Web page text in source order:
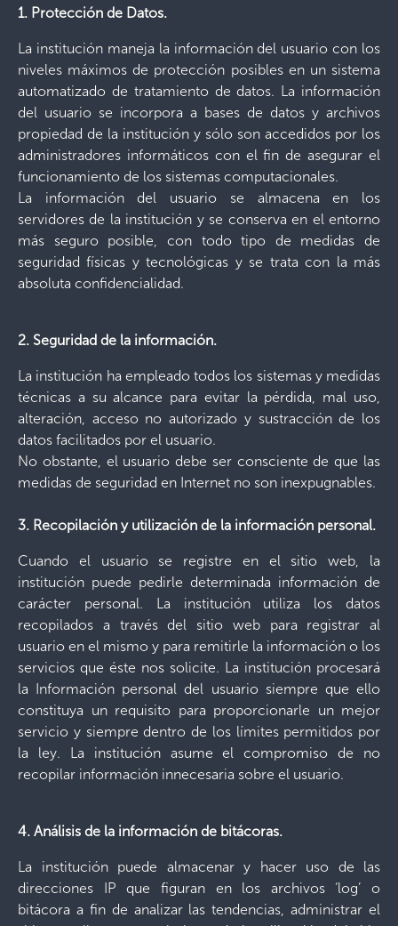
1. Protección de Datos.
La institución maneja la información del usuario con los
niveles máximos de protección posibles en un sistema
automatizado de tratamiento de datos. La información
del usuario se incorpora a bases de datos y archivos
propiedad de la institución y sólo son accedidos por los
administradores informáticos con el fin de asegurar el
funcionamiento de los sistemas computacionales.
La información del usuario se almacena en los
servidores de la institución y se conserva en el entorno
más seguro posible, con todo tipo de medidas de
seguridad físicas y tecnológicas y se trata con la más
absoluta confidencialidad.
2. Seguridad de la información.
La institución ha empleado todos los sistemas y medidas
técnicas a su alcance para evitar la pérdida, mal uso,
alteración, acceso no autorizado y sustracción de los
datos facilitados por el usuario.
No obstante, el usuario debe ser consciente de que las
medidas de seguridad en Internet no son inexpugnables.
3. Recopilación y utilización de la información personal.
Cuando el usuario se registre en el sitio web, la
institución puede pedirle determinada información de
carácter personal. La institución utiliza los datos
recopilados a través del sitio web para registrar al
usuario en el mismo y para remitirle la información o los
servicios que éste nos solicite. La institución procesará
la Información personal del usuario siempre que ello
constituya un requisito para proporcionarle un mejor
servicio y siempre dentro de los límites permitidos por
la ley. La institución asume el compromiso de no
recopilar información innecesaria sobre el usuario.
4. Análisis de la información de bitácoras.
La institución puede almacenar y hacer uso de las
direcciones IP que figuran en los archivos ‘log’ o
bitácora a fin de analizar las tendencias, administrar el